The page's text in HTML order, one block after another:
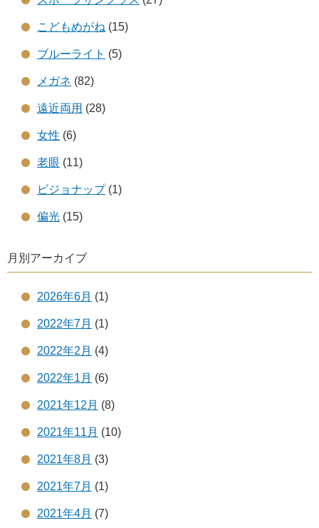
こどもめがね (15)
ブルーライト (5)
メガネ (82)
遠近両用 (28)
女性 (6)
老眼 (11)
ビジョナップ(1)
偏光 (15)
月別アーカイブ
2026年6月 (1)
2022年7月 (1)
2022年2月 (4)
2022年1月 (6)
2021年12月 (8)
2021年11月 (10)
2021年8月 (3)
2021年7月 (1)
2021年4月 (7)